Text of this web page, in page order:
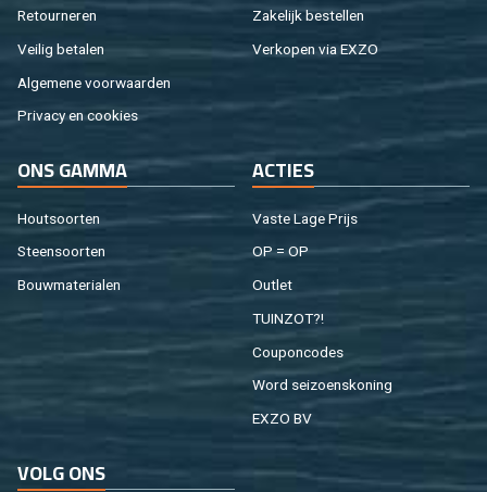
Re­tour­ne­ren
Vei­lig be­ta­len
Al­ge­me­ne voor­waar­den
Pri­va­cy en coo­kies
Za­ke­lijk be­stel­len
Ver­ko­pen via EXZO
ONS GAMMA
Hout­soor­ten
Steen­soor­ten
Bouw­ma­te­ri­a­len
AC­TIES
Vaste Lage Prijs
OP = OP
Out­let
TUIN­ZOT?!
Cou­pon­co­des
Word sei­zoens­ko­ning
EXZO BV
VOLG ONS